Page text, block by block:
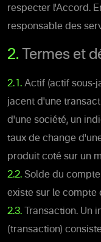
respecter l'Accord.
responsable des
2. Termes et
2.1. Actif (actif sous-
jacent d'une
d'une société, un
taux de change
produit coté sur un
2.2. Solde du
existe sur le compte
2.3. Transaction. Un
(transaction)